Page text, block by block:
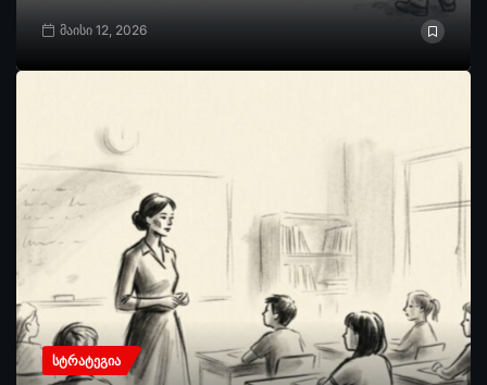
მაისი 12, 2026
ᲡᲢᲠᲐᲢᲔᲒᲘᲐ